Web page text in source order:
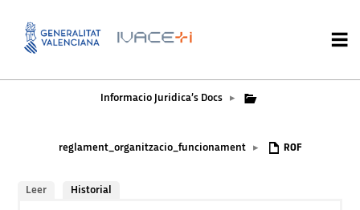
Informacio Juridica’s Docs ▸
reglament_organitzacio_funcionament ▸ ROF
Leer Historial